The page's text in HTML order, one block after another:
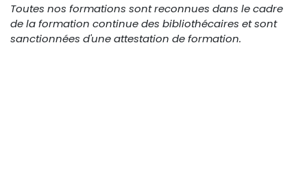
Toutes nos formations sont reconnues dans le cadre
de la formation continue des bibliothécaires et sont
sanctionnées d'une attestation de formation.